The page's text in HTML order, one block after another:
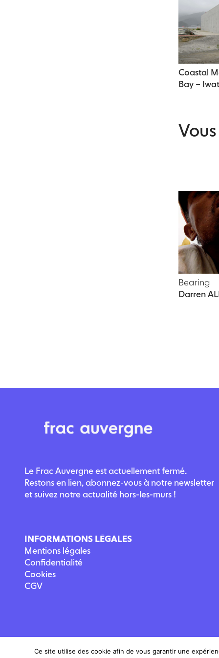
Coastal
Bay –
Bearing
Darren
Le Frac Auvergne est actuellement fermé.
Restons en lien, abonnez-vous à notre newsletter
et suivez notre actualité hors-les-murs !
INFORMATIONS LÉGALES
Mentions légales
Confidentialité
Cookies
CGV
Ce site utilise des cookie afin de vous garantir une